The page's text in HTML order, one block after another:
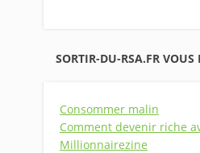
SORTIR-DU-RSA.FR VOUS
Consommer malin
Comment devenir riche
Millionnairezine